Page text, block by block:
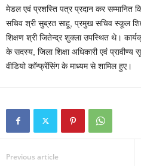
मेडल एवं प्रशस्ति पत्र प्रदान कर सम्मानित
सचिव श्री सुब्रत साहू, प्रमुख सचिव स्कूल
शिक्षण श्री जितेन्द्र शुक्ला उपस्थित थे।
के सदस्य, जिला शिक्षा अधिकारी एवं प्रावीण्य
वीडियो काॅन्फ्रेंसिंग के माध्यम से शामिल हुए।
Previous article